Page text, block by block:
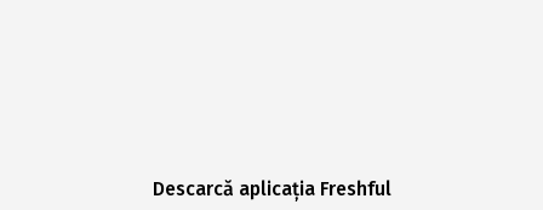
Descarcă aplicația Freshful